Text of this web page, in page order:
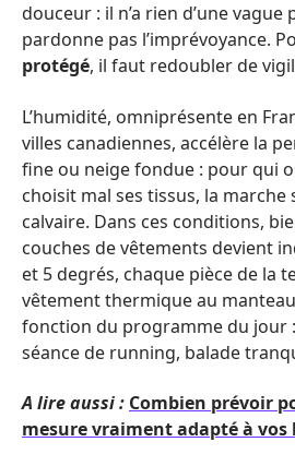
douceur : il n’a rien d’une vague
pardonne pas l’imprévoyance.
protégé, il faut redoubler de
L’humidité, omniprésente en
villes canadiennes, accélère la
fine ou neige fondue : pour qui
choisit mal ses tissus, la
calvaire. Dans ces conditions,
couches de vêtements devient
et 5 degrés, chaque pièce de la
vêtement thermique au
fonction du programme du jour
séance de running, balade
A lire aussi : Combien prévoir
mesure vraiment adapté à vos